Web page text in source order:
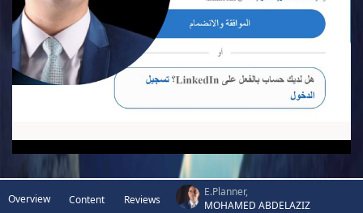
Overview Content Reviews
E.Planner,
MOHAMED ABDELAZIZ